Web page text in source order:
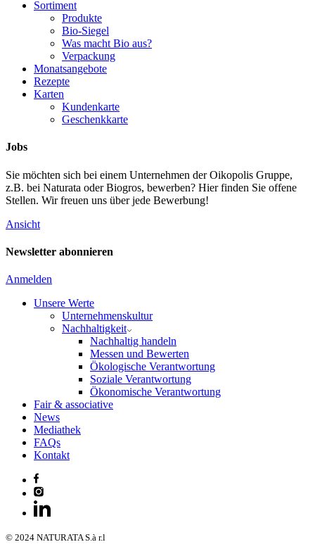
Sortiment
Produkte
Bio-Siegel
Was macht Bio aus?
Verpackung
Monatsangebote
Rezepte
Karten
Kundenkarte
Geschenkkarte
Jobs
Sie möchten sich bei einem Unternehmen der Oikopolis Gruppe,
z.B. bei Naturata oder Biogros, bewerben? Hier finden Sie offene
Stellen. Wir freuen uns über jede Bewerbung!
Ansicht
Newsletter abonnieren
Anmelden
Unsere Werte
Unternehmenskultur
Nachhaltigkeit
Nachhaltig handeln
Messen und Bewerten
Ökologische Verantwortung
Soziale Verantwortung
Ökonomische Verantwortung
Fair & associative
News
Mediathek
FAQs
Kontakt
© 2024 NATURATA S.à r.l